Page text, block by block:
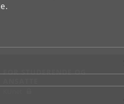
FOR STUDERENDE OG